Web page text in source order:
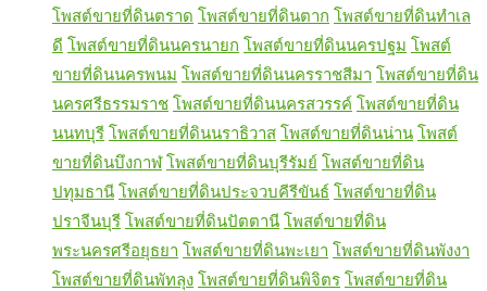
โพสต์ขายที่ดินตราด โพสต์ขายที่ดินตาก โพสต์ขายที่ดินทำเล
ดี โพสต์ขายที่ดินนครนายก โพสต์ขายที่ดินนครปฐม โพสต์
ขายที่ดินนครพนม โพสต์ขายที่ดินนครราชสีมา โพสต์ขายที่ดิน
นครศรีธรรมราช โพสต์ขายที่ดินนครสวรรค์ โพสต์ขายที่ดิน
นนทบุรี โพสต์ขายที่ดินนราธิวาส โพสต์ขายที่ดินน่าน โพสต์
ขายที่ดินบึงกาฬ โพสต์ขายที่ดินบุรีรัมย์ โพสต์ขายที่ดิน
ปทุมธานี โพสต์ขายที่ดินประจวบคีรีขันธ์ โพสต์ขายที่ดิน
ปราจีนบุรี โพสต์ขายที่ดินปัตตานี โพสต์ขายที่ดิน
พระนครศรีอยุธยา โพสต์ขายที่ดินพะเยา โพสต์ขายที่ดินพังงา
โพสต์ขายที่ดินพัทลุง โพสต์ขายที่ดินพิจิตร โพสต์ขายที่ดิน